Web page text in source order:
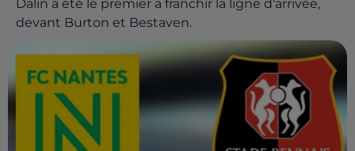
Dalin a été le premier a franchir la ligne d'arrivée,
devant Burton et Bestaven.